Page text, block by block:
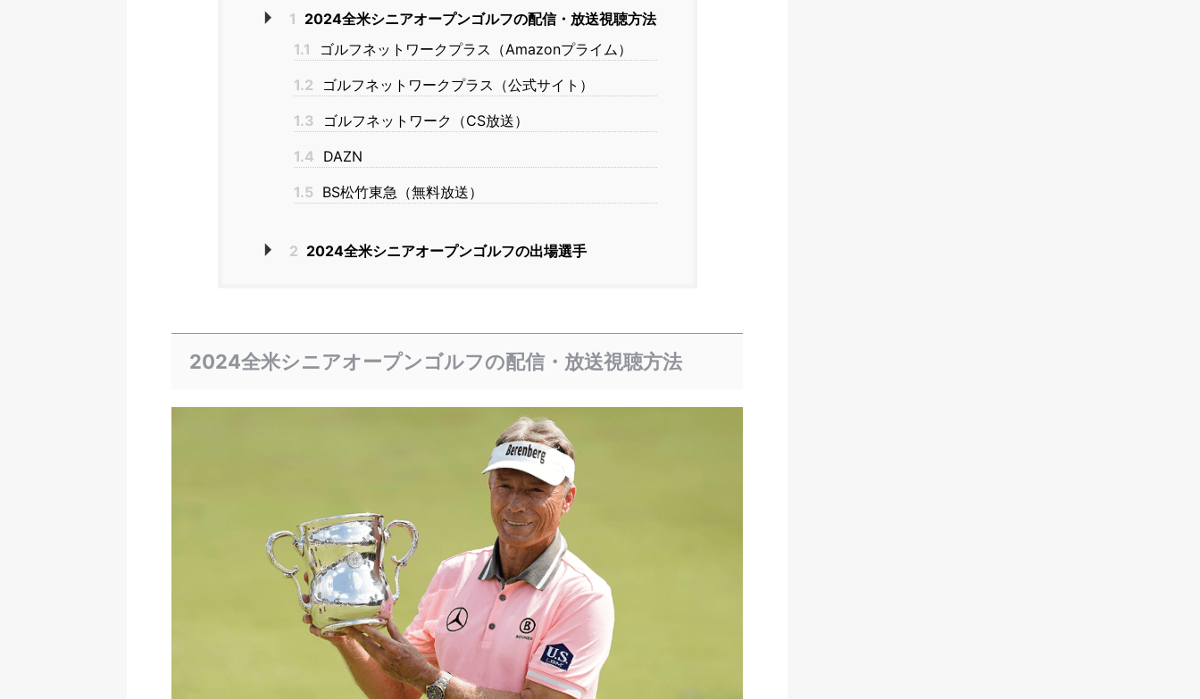
1 2024全米シニアオープンゴルフの配信・放送視聴方法
1.1
ゴルフネットワークプラス（Amazonプライム）
1.2
ゴルフネットワークプラス（公式サイト）
1.3
ゴルフネットワーク（CS放送）
1.4 DAZN
1.5 BS松竹東急（無料放送）
2 2024全米シニアオープンゴルフの出場選手
2024全米シニアオープンゴルフの配信・放送視聴方法